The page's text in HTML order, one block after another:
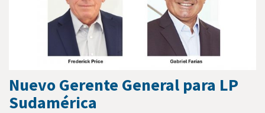
Nuevo Gerente General para LP
Sudamérica